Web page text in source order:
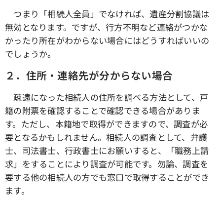
つまり「相続人全員」でなければ、遺産分割協議は
無効となります。ですが、行方不明など連絡がつかな
かったり所在がわからない場合にはどうすればいいの
でしょうか。
２．住所・連絡先が分からない場合
疎遠になった相続人の住所を調べる方法として、戸
籍の附票を確認することで確認できる場合がありま
す。ただし、本籍地で取得ができますので、調査が必
要となるかもしれません。相続人の調査として、弁護
士、司法書士、行政書士にお願いすると、「職務上請
求」をすることにより調査が可能です。勿論、調査を
要する他の相続人の方でも窓口で取得することができ
ます。